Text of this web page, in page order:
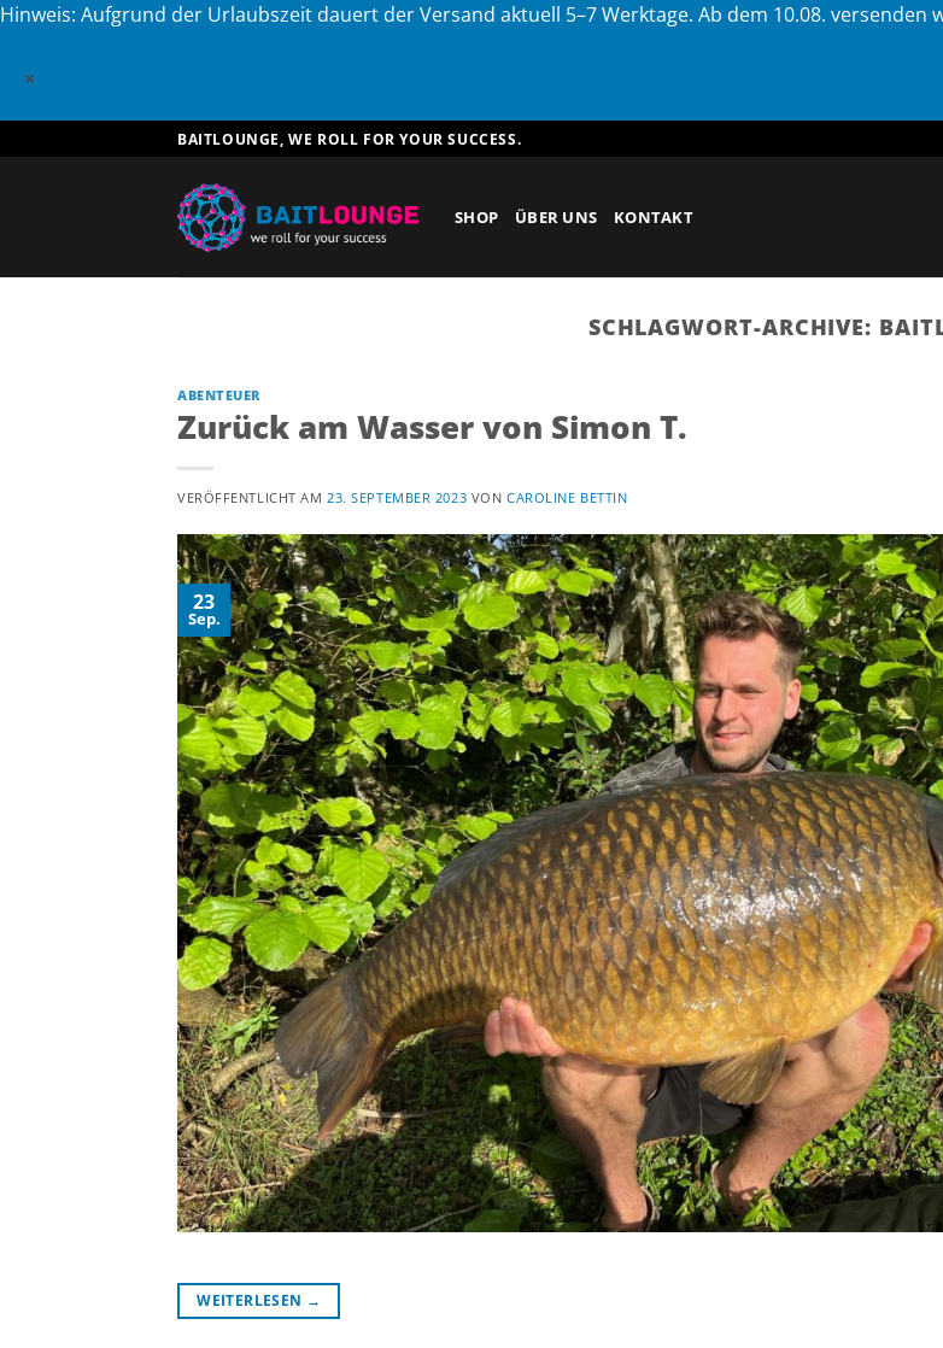
Hinweis: Aufgrund der Urlaubszeit dauert der Versand aktuell 5–7 Werktage. Ab dem 10.08. versenden
×
Inhalt
BAITLOUNGE, WE ROLL FOR YOUR SUCCESS.
SHOP ÜBER UNS KONTAKT
SCHLAGWORT-ARCHIVE:
ABENTEUER
Zurück am Wasser von Simon T.
VERÖFFENTLICHT AM23. SEPTEMBER 2023 VON CAROLINE BETTIN
23
Sep.
WEITERLESEN →